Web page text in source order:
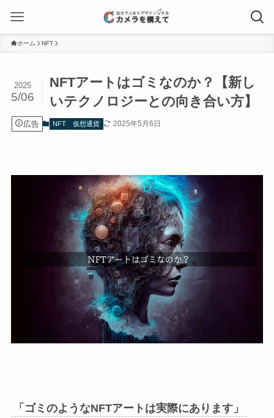
ホーム NFT
NFTアートはゴミなのか？【新し
いテクノロジーとの向き合い方】
2025
5/06
広告 NFT 仮想通貨 2025年5月6日
「ゴミのようなNFTアートは実際にあります」